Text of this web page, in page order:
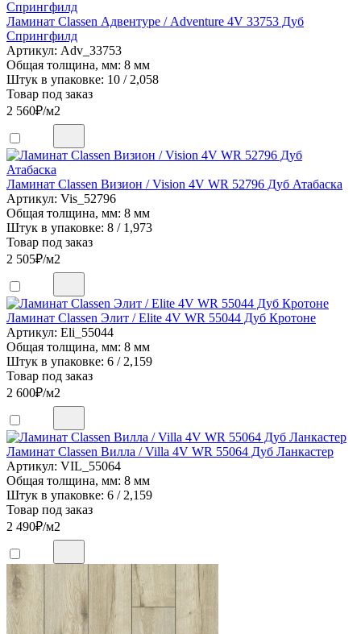
Ламинат Classen Адвентуре / Adventure 4V 33753 Дуб
Спрингфилд
Артикул: Adv_33753
Общая толщина, мм: 8 мм
Штук в упаковке: 10 / 2,058
Товар под заказ
2 560₽/м2
Ламинат Classen Визион / Vision 4V WR 52796 Дуб Атабаска
Артикул: Vis_52796
Общая толщина, мм: 8 мм
Штук в упаковке: 8 / 1,973
Товар под заказ
2 505₽/м2
Ламинат Classen Элит / Elite 4V WR 55044 Дуб Кротоне
Артикул: Eli_55044
Общая толщина, мм: 8 мм
Штук в упаковке: 6 / 2,159
Товар под заказ
2 600₽/м2
Ламинат Classen Вилла / Villa 4V WR 55064 Дуб Ланкастер
Артикул: VIL_55064
Общая толщина, мм: 8 мм
Штук в упаковке: 6 / 2,159
Товар под заказ
2 490₽/м2